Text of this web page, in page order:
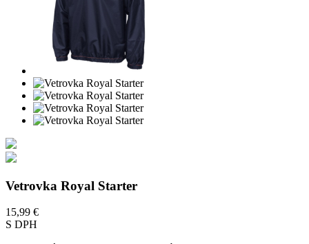
Vetrovka Royal Starter
15,99 €
S DPH